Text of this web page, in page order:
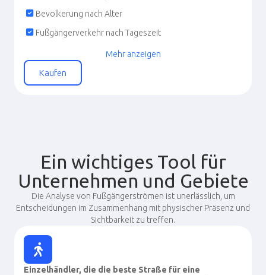
Bevölkerung nach Alter
Fußgängerverkehr nach Tageszeit
Fußgängerverkehr nach Wochentag
Fußgängerverkehr nach Monat
Fußgängerverkehr nach Bewegungsgrund
Gewerbliche Marker nach Typ
Mehr anzeigen
Kaufen
Ein wichtiges Tool für
Unternehmen und Gebiete
Die Analyse von Fußgängerströmen ist unerlässlich, um
Entscheidungen im Zusammenhang mit physischer Präsenz und
Sichtbarkeit zu treffen.
Einzelhändler, die die beste Straße für eine